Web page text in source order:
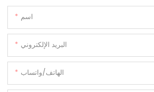
اسم
البريد الإلكتروني
الهاتف/واتساب